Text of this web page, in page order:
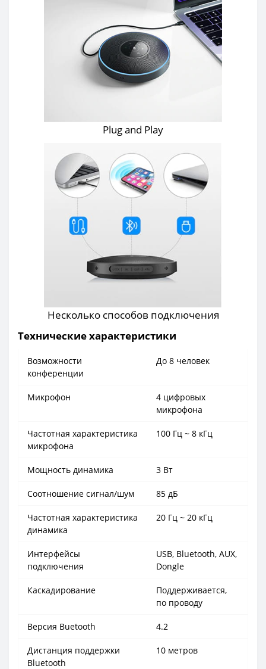
Plug and Play
Несколько способов подключения
Технические характеристики
Возможности
конференции
До 8 человек
Микрофон
4 цифровых
микрофона
Частотная характеристика
микрофона
100 Гц ~ 8 кГц
Мощность динамика 3 Вт
Соотношение сигнал/шум 85 дБ
Частотная характеристика
динамика
20 Гц ~ 20 кГц
Интерфейсы
подключения
USB, Bluetooth, AUX,
Dongle
Каскадирование
Поддерживается,
по проводу
Версия Buetooth 4.2
Дистанция поддержки
Bluetooth
10 метров